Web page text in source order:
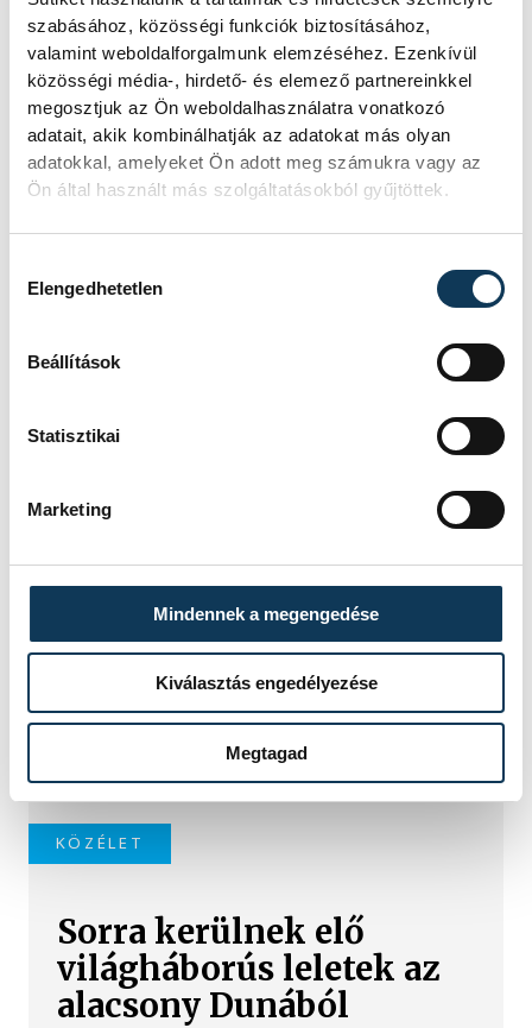
szabásához, közösségi funkciók biztosításához,
valamint weboldalforgalmunk elemzéséhez. Ezenkívül
közösségi média-, hirdető- és elemező partnereinkkel
megosztjuk az Ön weboldalhasználatra vonatkozó
adatait, akik kombinálhatják az adatokat más olyan
adatokkal, amelyeket Ön adott meg számukra vagy az
Ön által használt más szolgáltatásokból gyűjtöttek.
Elengedhetetlen
Beállítások
Statisztikai
Marketing
Mindennek a megengedése
Kiválasztás engedélyezése
Megtagad
KÖZÉLET
Meglepték az elemzőket
a júliusi inflációs adatok
Hatalmas meglepetésként értékelték
az elemzők a júliusi, 1,2 százalékos
inflációs adatot.
KÖZÉLET
Sorra kerülnek elő
világháborús leletek az
alacsony Dunából